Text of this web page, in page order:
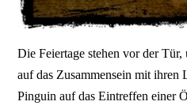
Die Feiertage stehen vor der
auf das Zusammensein mit ihren
Pinguin auf das Eintreffen einer